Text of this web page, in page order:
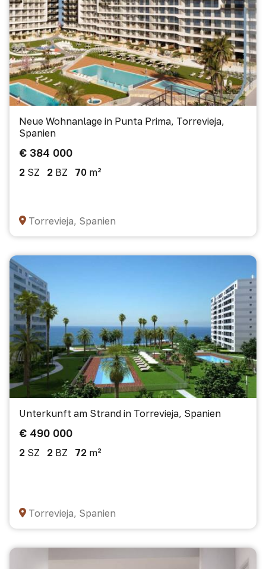
Neue Wohnanlage in Punta Prima, Torrevieja,
Spanien
€ 384 000
2 SZ 2 BZ 70 m²
Torrevieja, Spanien
Unterkunft am Strand in Torrevieja, Spanien
€ 490 000
2 SZ 2 BZ 72 m²
Torrevieja, Spanien